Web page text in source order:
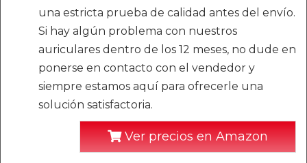
una estricta prueba de calidad antes del envío.
Si hay algún problema con nuestros
auriculares dentro de los 12 meses, no dude en
ponerse en contacto con el vendedor y
siempre estamos aquí para ofrecerle una
solución satisfactoria.
Ver precios en Amazon